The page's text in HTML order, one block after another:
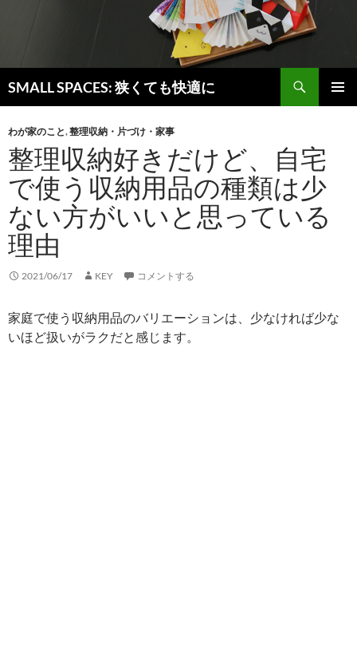
SMALL SPACES: 狭くても快適に
索
テ
ン
ツ
へ
キ
ッ
プ
わが家のこと,整理収納・片づけ・家事
整理収納好きだけど、自宅
で使う収納用品の種類は少
ない方がいいと思っている
理由
2021/06/17 KEY コメントする
家庭で使う収納用品のバリエーションは、少なければ少な
いほど扱いがラクだと感じます。